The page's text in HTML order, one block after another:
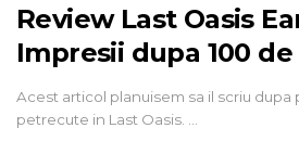
Review Last Oasis
Impresii dupa 100
Acest articol planuisem sa il scriu dupa
petrecute in Last Oasis. …